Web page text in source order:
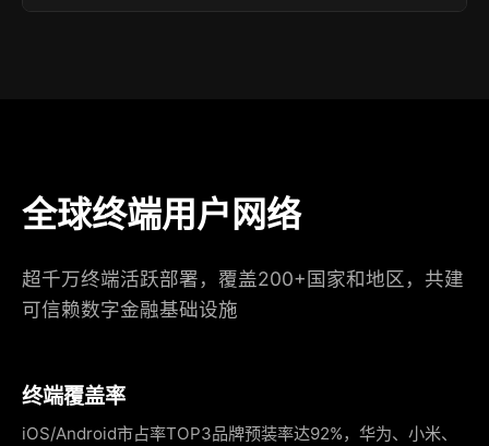
全球终端用户网络
超千万终端活跃部署，覆盖200+国家和地区，共建
可信赖数字金融基础设施
终端覆盖率
iOS/Android市占率TOP3品牌预装率达92%，华为、小米、